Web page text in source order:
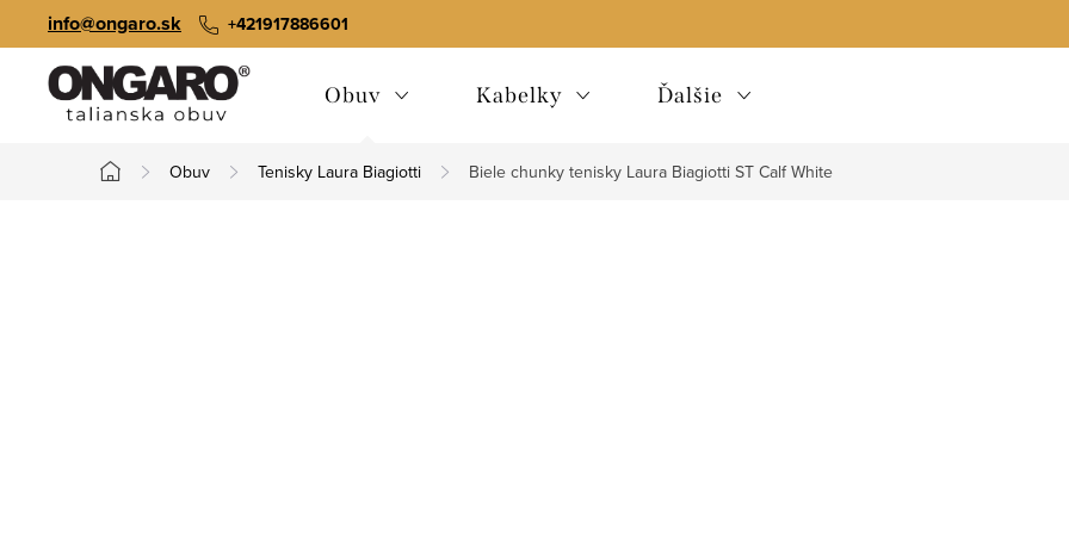
na
+421917886601
info@ongaro.sk
Obuv Kabelky Ďalšie
Domov
Obuv Tenisky Laura Biagiotti Biele chunky tenisky Laura Biagiotti ST Calf White